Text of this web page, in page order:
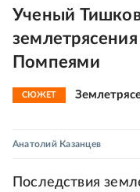
Ученый
Помпеями
СЮЖЕТ
Анатолий Казанцев
Последствия